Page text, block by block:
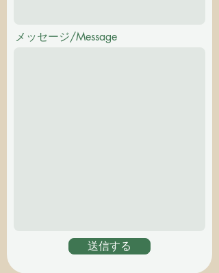
メッセージ/Message
送信する